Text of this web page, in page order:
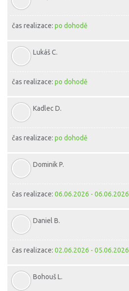
čas realizace:po dohodě
Lukáš C.
čas realizace:po dohodě
Kadlec D.
čas realizace:po dohodě
Dominik P.
čas realizace:06.06.2026 - 06.06.2026
Daniel B.
čas realizace:02.06.2026 - 05.06.2026
Bohouš L.